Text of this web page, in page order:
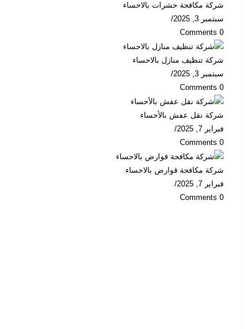
شركة مكافحة حشرات بالاحساء
سبتمبر 3, 2025
/
0 Comments
شركة تنظيف منازل بالاحساء
سبتمبر 3, 2025
/
0 Comments
شركة نقل عفش بالأحساء
فبراير 7, 2025
/
0 Comments
شركة مكافحة قوارض بالاحساء
فبراير 7, 2025
/
0 Comments